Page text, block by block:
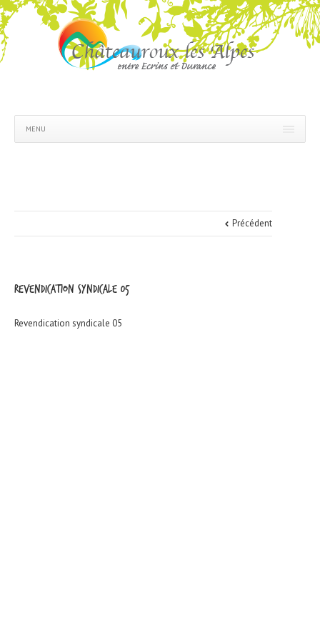
MENU
Précédent
Revendication syndicale 05
Revendication syndicale 05